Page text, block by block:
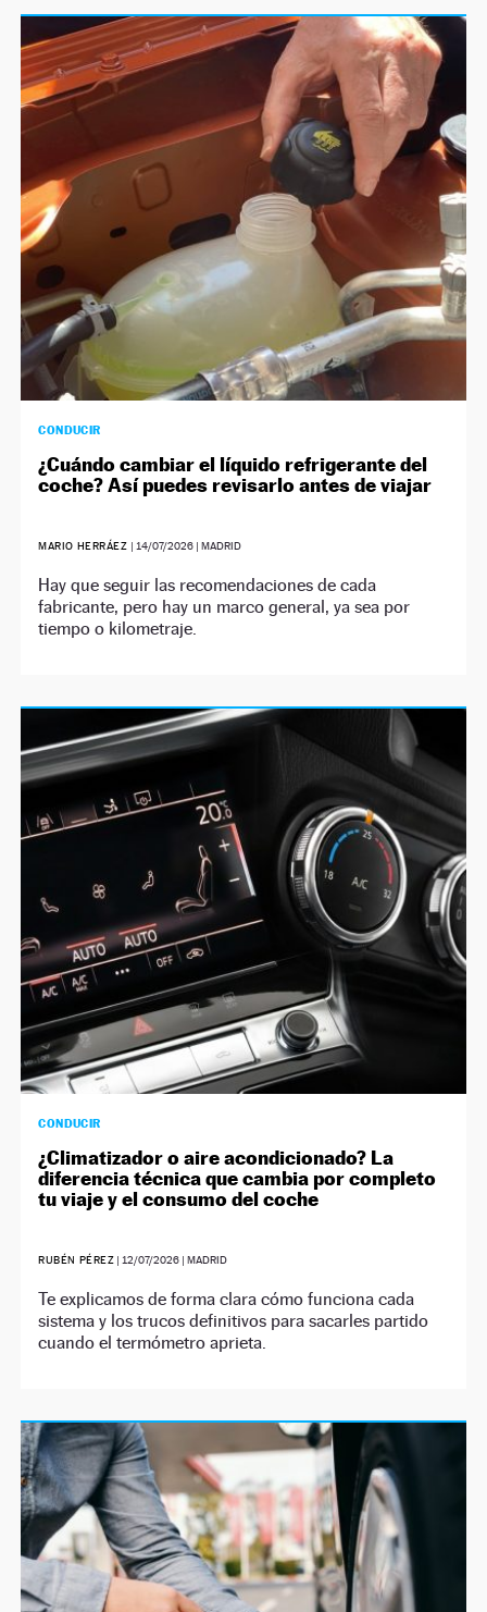
CONDUCIR
¿Cuándo cambiar el líquido refrigerante del
coche? Así puedes revisarlo antes de viajar
MARIO HERRÁEZ | 14/07/2026| MADRID
Hay que seguir las recomendaciones de cada
fabricante, pero hay un marco general, ya sea por
tiempo o kilometraje.
CONDUCIR
¿Climatizador o aire acondicionado? La
diferencia técnica que cambia por completo
tu viaje y el consumo del coche
RUBÉN PÉREZ | 12/07/2026 | MADRID
Te explicamos de forma clara cómo funciona cada
sistema y los trucos definitivos para sacarles partido
cuando el termómetro aprieta.